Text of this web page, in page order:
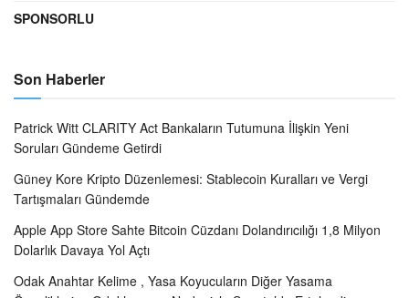
SPONSORLU
Son Haberler
Patrick Witt CLARITY Act Bankaların Tutumuna İlişkin Yeni
Soruları Gündeme Getirdi
Güney Kore Kripto Düzenlemesi: Stablecoin Kuralları ve Vergi
Tartışmaları Gündemde
Apple App Store Sahte Bitcoin Cüzdanı Dolandırıcılığı 1,8 Milyon
Dolarlık Davaya Yol Açtı
Odak Anahtar Kelime , Yasa Koyucuların Diğer Yasama